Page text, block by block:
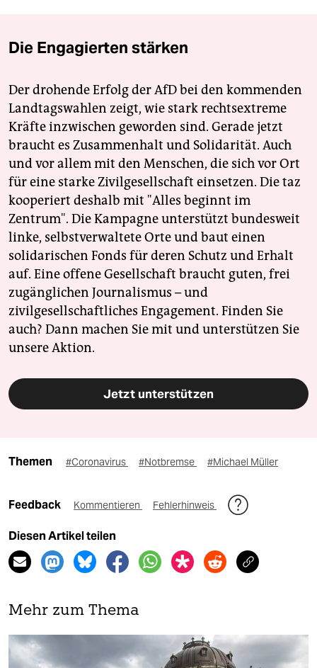
Die Engagierten stärken
Der drohende Erfolg der AfD bei den kommenden
Landtagswahlen zeigt, wie stark rechtsextreme
Kräfte inzwischen geworden sind. Gerade jetzt
braucht es Zusammenhalt und Solidarität. Auch
und vor allem mit den Menschen, die sich vor Ort
für eine starke Zivilgesellschaft einsetzen. Die taz
kooperiert deshalb mit "Alles beginnt im
Zentrum". Die Kampagne unterstützt bundesweit
linke, selbstverwaltete Orte und baut einen
solidarischen Fonds für deren Schutz und Erhalt
auf. Eine offene Gesellschaft braucht guten, frei
zugänglichen Journalismus – und
zivilgesellschaftliches Engagement. Finden Sie
auch? Dann machen Sie mit und unterstützen Sie
unsere Aktion.
Jetzt unterstützen
Themen #Coronavirus #Notbremse #Michael Müller
Feedback Kommentieren Fehlerhinweis
Diesen Artikel teilen
Mehr zum Thema